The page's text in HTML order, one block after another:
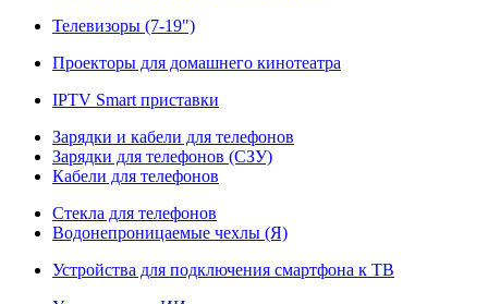
Телевизоры (7-19")
Проекторы для домашнего кинотеатра
IPTV Smart приставки
Зарядки и кабели для телефонов
Зарядки для телефонов (СЗУ)
Кабели для телефонов
Стекла для телефонов
Водонепроницаемые чехлы (Я)
Устройства для подключения смартфона к ТВ